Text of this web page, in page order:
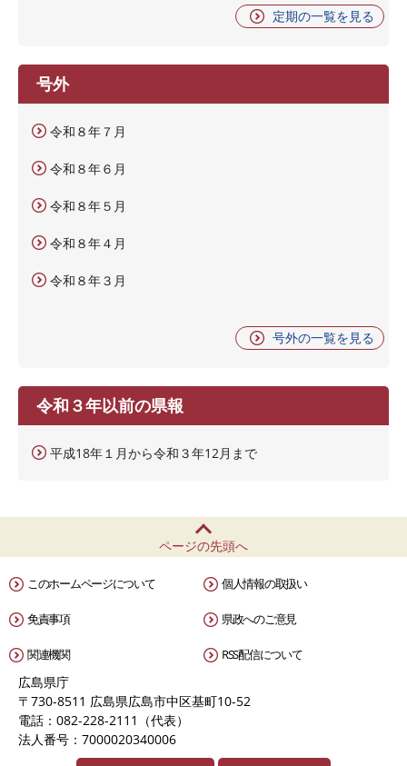
定期の一覧を見る
号外
令和８年７月
令和８年６月
令和８年５月
令和８年４月
令和８年３月
号外の一覧を見る
令和３年以前の県報
平成18年１月から令和３年12月まで
ページの先頭へ
このホームページについて 個人情報の取扱い
免責事項 県政へのご意見
関連機関 RSS配信について
広島県庁
〒730-8511 広島県広島市中区基町10-52
電話：082-228-2111（代表）
法人番号：7000020340006